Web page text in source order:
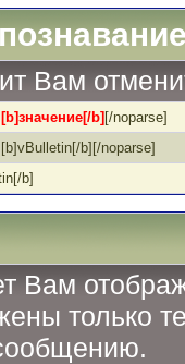
Вам
[b]значение[/b] [/noparse]
b][/noparse]
b]
Вам
только